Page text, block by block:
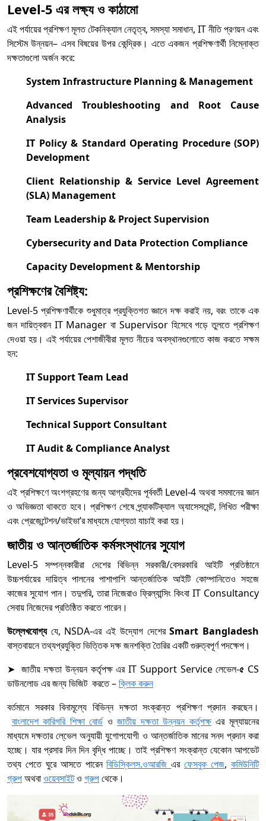
Level-5 এর লক্ষ্য ও কাঠামো
এই পর্যায়ের প্রশিক্ষণ মূলত টেকনিক্যাল নেতৃত্ব, সমস্যা সমাধান, IT নীতি প্রণয়ন এবং
সিস্টেম উন্নয়ন– এসব বিষয়ের উপর কেন্দ্রিক। এতে একজন প্রশিক্ষণার্থী নিম্নোক্ত
দক্ষতাগুলো অর্জন করে:
System Infrastructure Planning & Management
Advanced Troubleshooting and Root Cause
Analysis
IT Policy & Standard Operating Procedure (SOP)
Development
Client Relationship & Service Level Agreement
(SLA) Management
Team Leadership & Project Supervision
Cybersecurity and Data Protection Compliance
Capacity Development & Mentorship
প্রশিক্ষণের বৈশিষ্ট্য:
Level-5 প্রশিক্ষণার্থীকে শুধুমাত্র প্রযুক্তিগত জ্ঞানে দক্ষ করাই নয়, বরং তাকে এক
জন দায়িত্ববান IT Manager বা Supervisor হিসেবে গড়ে তুলতে প্রশিক্ষণ
দেওয়া হয়। এই পর্যায়ের পেশাজীবীরা মূলত নীচের অবস্থানগুলোতে কাজ করতে সক্ষম
হন:
IT Support Team Lead
IT Services Supervisor
Technical Support Consultant
IT Audit & Compliance Analyst
প্রবেশযোগ্যতা ও মূল্যায়ন পদ্ধতি
এই প্রশিক্ষণে অংশগ্রহণের জন্য আগ্রহীদের পূর্ববর্তী Level-4 অথবা সমমানের জ্ঞান
ও অভিজ্ঞতা থাকতে হবে। প্রশিক্ষণ শেষে প্র্যাকটিক্যাল অ্যাসেসমেন্ট, লিখিত পরীক্ষা
এবং প্রেজেন্টেশন/ভাইভা’র মাধ্যমে যোগ্যতা যাচাই করা হয়।
জাতীয় ও আন্তর্জাতিক কর্মসংস্থানের সুযোগ
Level-5 সম্পন্নকারীরা দেশের বিভিন্ন সরকারী/বেসরকারি আইটি প্রতিষ্ঠানে
উচ্চপর্যায়ের দায়িত্ব পালনের পাশাপাশি আন্তর্জাতিক আইটি কোম্পানিতেও সহজে
কাজের সুযোগ পান। তদুপরি, তারা নিজেরাও ফ্রিল্যান্সিং কিংবা IT Consultancy
সেবায় নিজেদের প্রতিষ্ঠিত করতে পারেন।
উল্লেখযোগ্যযে, NSDA-এর এই উদ্যোগ দেশেরSmart Bangladesh
বাস্তবায়নে তথ্যপ্রযুক্তি ভিত্তিক দক্ষ জনশক্তি তৈরির একটি গুরুত্বপূর্ণ পদক্ষেপ।
➤ জাতীয় দক্ষতা উন্নয়ন কর্তৃপক্ষ এর IT Support Service লেভেল-৫ CS
ডাউনলোড এর জন্য ভিজিট করতে –ক্লিক করুন
বর্তমানে সরকার বিনামূল্যে বিভিন্ন দক্ষতা সংক্রান্ত প্রশিক্ষণ প্রদান করছেন।
বাংলাদেশ কারিগরি শিক্ষা বোর্ডওজাতীয় দক্ষতা উন্নয়ন কর্তৃপক্ষএর মূল্যায়নের
মাধ্যমে দক্ষতার লে্ভেল অনুযায়ী যুগোপযোগী ও আন্তর্জাতিক মানের সনদ প্রদান করা
হচ্ছে। যার প্রসার দিন দিন বৃদ্ধি পাচ্ছে। তাই প্রশিক্ষণ সংক্রান্ত যেকোন আপডেট
তথ্য পেতে ঘুরে আসতে পারেনবিডিস্কিলস.ওআরজিএরফেসবুক পেজ,কমিউনিটি
গ্রুপঅথবাওয়েবসাইটও গ্রুপথেকে।